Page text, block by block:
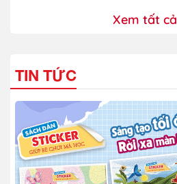
Xem tất cả
TIN TỨC